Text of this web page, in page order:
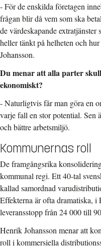
- För de enskilda företagen
frågan blir då vem som ska
de värdeskapande
heller tänkt på helheten och
Johansson.
Du menar att alla parter
ekonomiskt?
- Naturligtvis får man göra en
varje fall en stor potential. Sen
och bättre arbetsmiljö.
Kommunernas roll
De framgångsrika
kommunal regi. Ett 40-tal
kallad samordnad
Effekterna är ofta dramatiska, i
leveransstopp från 24 000 till
Henrik Johansson menar att
roll i kommersiella